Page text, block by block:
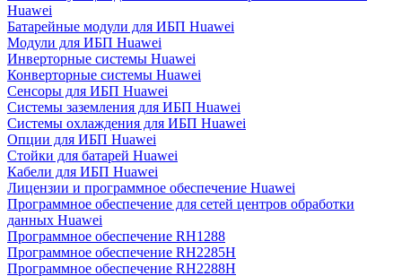
Huawei
Батарейные модули для ИБП Huawei
Модули для ИБП Huawei
Инверторные системы Huawei
Конверторные системы Huawei
Сенсоры для ИБП Huawei
Системы заземления для ИБП Huawei
Системы охлаждения для ИБП Huawei
Опции для ИБП Huawei
Стойки для батарей Huawei
Кабели для ИБП Huawei
Лицензии и программное обеспечение Huawei
Программное обеспечение для сетей центров обработки
данных Huawei
Программное обеспечение RH1288
Программное обеспечение RH2285H
Программное обеспечение RH2288H